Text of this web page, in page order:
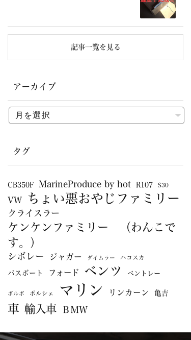
記事一覧を見る
アーカイブ
タグ
CB350F MarineProduce by hot R107 S30
VW ちょい悪おやじファミリー
クライスラー
ケンケンファミリー （わんこで
す。）
シボレー ジャガー ダイムラー ハコスカ
バスボート フォード ベンツ ベントレー
ボルボ ポルシェ マリン リンカーン 亀吉
車 輸入車 ＢＭＷ